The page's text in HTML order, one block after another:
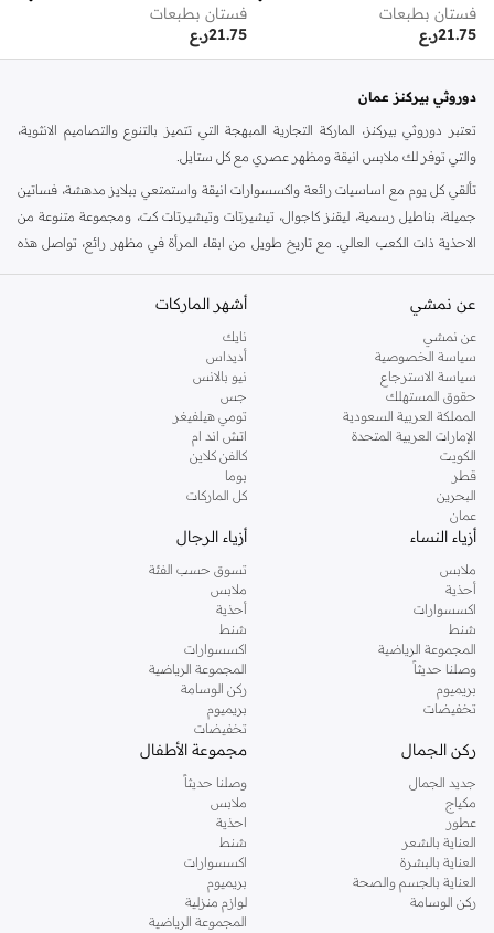
فستان بطبعات
ر.ع21.75
فستان بطبعات
ر.ع21.75
دوروثي بيركنز عمان
تعتبر دوروثي بيركنز، الماركة التجارية المبهجة التي تتميز بالتنوع والتصاميم الانثوية،
والتي توفر لك ملابس انيقة ومظهر عصري مع كل ستايل.
تألقي كل يوم مع اساسيات رائعة واكسسوارات انيقة واستمتعي ببلايز مدهشة، فساتين
جميلة، بناطيل رسمية، ليقنز كاجوال، تيشيرتات وتيشيرتات كت، ومجموعة متنوعة من
الاحذية ذات الكعب العالي. مع تاريخ طويل من ابقاء المرأة في مظهر رائع، تواصل هذه
كنت تقومين بتجديد خزانة ملابسك الملائمة للعمل، البحث عن فستان مثالي للحفلات او
اليه.
تسوقي دوروثي بيركنز اون لاين مسقط
تسوقي دوروثي بيركنز اون لاين من نمشي واستمتعي باكثر من الف ستايل من مجموعة
دوروثي بيركنز الشهيرة. تصفحي المجموعة كاملة في متجر دوروثي بيركنز اون لاين او
استخدمي القائمة لتحديد تجربة تسوق دوروثي بيركنز اون لاين. خدمة التوصيل السريعة
والدعم الاستثنائي يضمن لك تجربة تسوق ممتعة دائما مع نمشي.
عن نمشي
عن نمشي
سياسة الخصوصية
سياسة الاسترجاع
حقوق المستهلك
المملكة العربية السعودية
الإمارات العربية المتحدة
الكويت
قطر
البحرين
عمان
أشهر الماركات
نايك
أديداس
نيو بالانس
جس
تومي هيلفيغر
اتش اند ام
كالفن كلاين
بوما
كل الماركات
أزياء النساء
ملابس
أحذية
اكسسوارات
شنط
المجموعة الرياضية
وصلنا حديثاً
بريميوم
تخفيضات
أزياء الرجال
تسوق حسب الفئة
ملابس
أحذية
شنط
اكسسوارات
المجموعة الرياضية
ركن الوسامة
بريميوم
تخفيضات
ركن الجمال
جديد الجمال
مكياج
عطور
العناية بالشعر
العناية بالبشرة
العناية بالجسم والصحة
ركن الوسامة
مجموعة الأطفال
وصلنا حديثاً
ملابس
احذية
شنط
اكسسوارات
بريميوم
لوازم منزلية
المجموعة الرياضية